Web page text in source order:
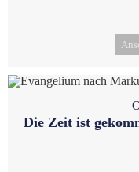
Die Zeit ist